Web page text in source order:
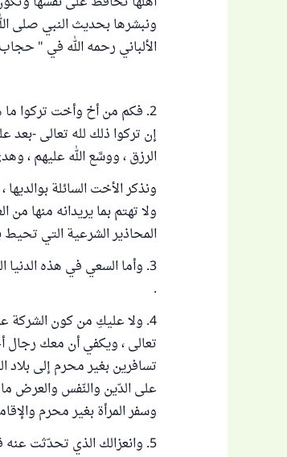
ونبشرها بحديث النبي صلى
الألباني رحمه الله في " حجاب
2. فكم من أخ وأخت تركوا ما
إن تركوا ذلك لله تعالى -
الرزق ، ووسَّع الله عليهم ،
ونذكر الأخت السائلة
ولا تهتم بما يريدانه منها
المحاذير الشرعية التي تحيط
3. وأما السعي في هذه الدنيا
.
4. ولا عليكِ من كون الشركة
تعالى ، ويكفي أن معك
تسافرين بغير محرم إلى
على الدّين والنّفس والعرض
وسفر المرأة بغير محرم
5. وانعزالك الذي تحدّثت عنه قد لا يدوم كثيراً بسبب كثرة المغريات ، وقلة المعين والناصح.